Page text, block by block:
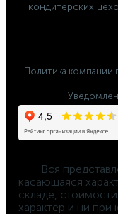
кондитерских
Политика
касающаяся
складе,
характер и ни при